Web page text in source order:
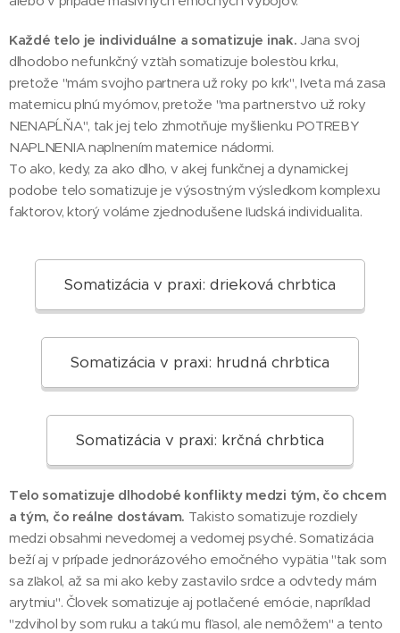
Každé telo je individuálne a somatizuje inak. Jana svoj
dlhodobo nefunkčný vzťah somatizuje bolesťou krku,
pretože "mám svojho partnera už roky po krk", Iveta má zasa
maternicu plnú myómov, pretože "ma partnerstvo už roky
NENAPĹŇA", tak jej telo zhmotňuje myšlienku POTREBY
NAPLNENIA naplnením maternice nádormi.
To ako, kedy, za ako dlho, v akej funkčnej a dynamickej
podobe telo somatizuje je výsostným výsledkom komplexu
faktorov, ktorý voláme zjednodušene ľudská individualita.
Somatizácia v praxi: drieková chrbtica
Somatizácia v praxi: hrudná chrbtica
Somatizácia v praxi: krčná chrbtica
Telo somatizuje dlhodobé konflikty medzi tým, čo chcem
a tým, čo reálne dostávam. Takisto somatizuje rozdiely
medzi obsahmi nevedomej a vedomej psyché. Somatizácia
beží aj v prípade jednorázového emočného vypätia "tak som
sa zľakol, až sa mi ako keby zastavilo srdce a odvtedy mám
arytmiu". Človek somatizuje aj potlačené emócie, napríklad
"zdvihol by som ruku a takú mu fľasol, ale nemôžem" a tento